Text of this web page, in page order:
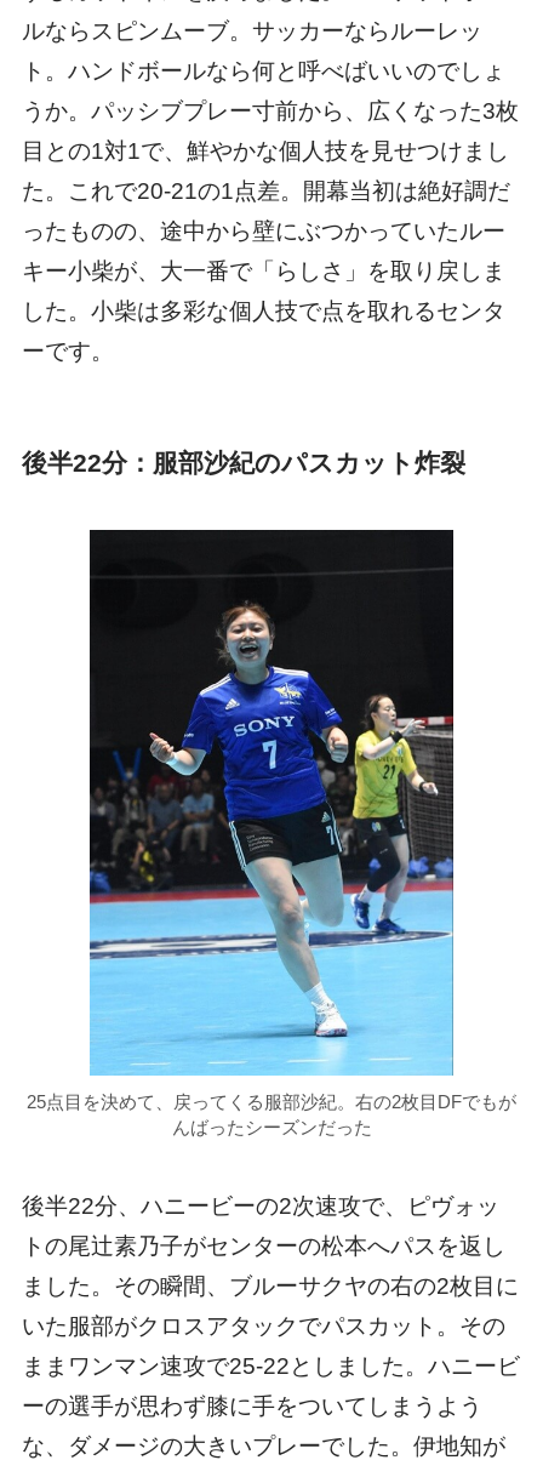
ルならスピンムーブ。サッカーならルーレッ
ト。ハンドボールなら何と呼べばいいのでしょ
うか。パッシブプレー寸前から、広くなった3枚
目との1対1で、鮮やかな個人技を見せつけまし
た。これで20-21の1点差。開幕当初は絶好調だ
ったものの、途中から壁にぶつかっていたルー
キー小柴が、大一番で「らしさ」を取り戻しま
した。小柴は多彩な個人技で点を取れるセンタ
ーです。
後半22分：服部沙紀のパスカット炸裂
25点目を決めて、戻ってくる服部沙紀。右の2枚目DFでもが
んばったシーズンだった
後半22分、ハニービーの2次速攻で、ピヴォッ
トの尾辻素乃子がセンターの松本へパスを返し
ました。その瞬間、ブルーサクヤの右の2枚目に
いた服部がクロスアタックでパスカット。その
ままワンマン速攻で25-22としました。ハニービ
ーの選手が思わず膝に手をついてしまうよう
な、ダメージの大きいプレーでした。伊地知が